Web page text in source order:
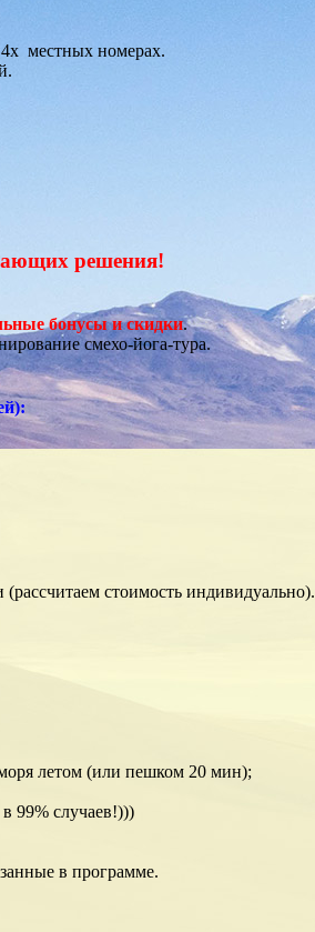
местных номерах.
решения!
бонусы и скидки.
смехо-йога-тура.
стоимость индивидуально).
летом (или пешком 20 мин);
99% случаев!)))
в программе.